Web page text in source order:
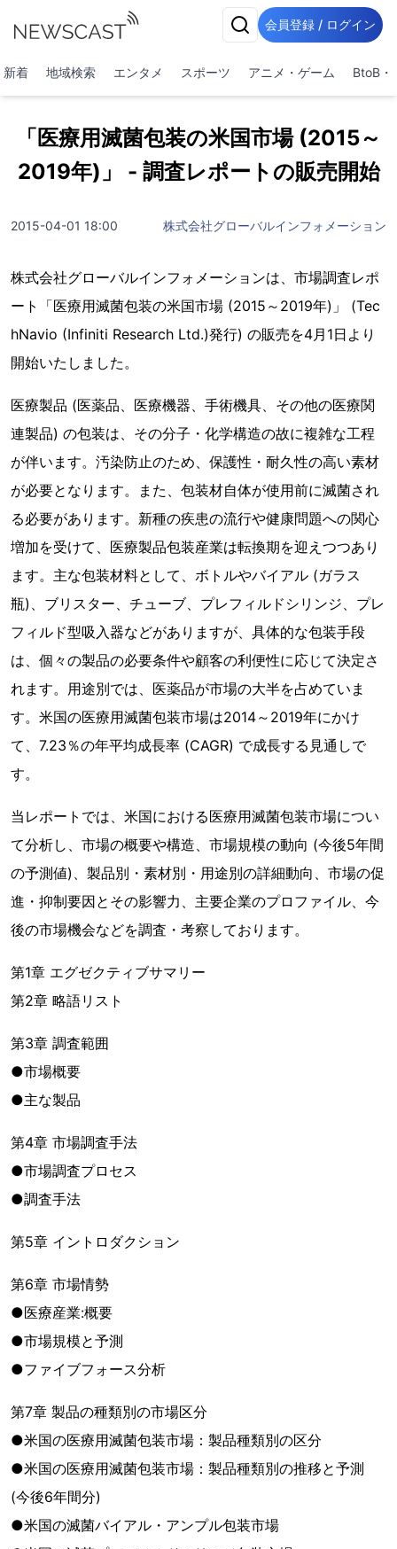
会員登録 / ログイン
新着 地域検索 エンタメ スポーツ アニメ・ゲーム BtoB・
「医療用滅菌包装の米国市場 (2015～
2019年)」 - 調査レポートの販売開始
2015-04-01 18:00 株式会社グローバルインフォメーション
株式会社グローバルインフォメーションは、市場調査レポ
ート「医療用滅菌包装の米国市場 (2015～2019年)」 (Tec
hNavio (Infiniti Research Ltd.)発行) の販売を4月1日より
開始いたしました。
医療製品 (医薬品、医療機器、手術機具、その他の医療関
連製品) の包装は、その分子・化学構造の故に複雑な工程
が伴います。汚染防止のため、保護性・耐久性の高い素材
が必要となります。また、包装材自体が使用前に滅菌され
る必要があります。新種の疾患の流行や健康問題への関心
増加を受けて、医療製品包装産業は転換期を迎えつつあり
ます。主な包装材料として、ボトルやバイアル (ガラス
瓶)、ブリスター、チューブ、プレフィルドシリンジ、プレ
フィルド型吸入器などがありますが、具体的な包装手段
は、個々の製品の必要条件や顧客の利便性に応じて決定さ
れます。用途別では、医薬品が市場の大半を占めていま
す。米国の医療用滅菌包装市場は2014～2019年にかけ
て、7.23％の年平均成長率 (CAGR) で成長する見通しで
す。
当レポートでは、米国における医療用滅菌包装市場につい
て分析し、市場の概要や構造、市場規模の動向 (今後5年間
の予測値)、製品別・素材別・用途別の詳細動向、市場の促
進・抑制要因とその影響力、主要企業のプロファイル、今
後の市場機会などを調査・考察しております。
第1章 エグゼクティブサマリー
第2章 略語リスト
第3章 調査範囲
●市場概要
●主な製品
第4章 市場調査手法
●市場調査プロセス
●調査手法
第5章 イントロダクション
第6章 市場情勢
●医療産業:概要
●市場規模と予測
●ファイブフォース分析
第7章 製品の種類別の市場区分
●米国の医療用滅菌包装市場：製品種類別の区分
●米国の医療用滅菌包装市場：製品種類別の推移と予測
(今後6年間分)
●米国の滅菌バイアル・アンプル包装市場